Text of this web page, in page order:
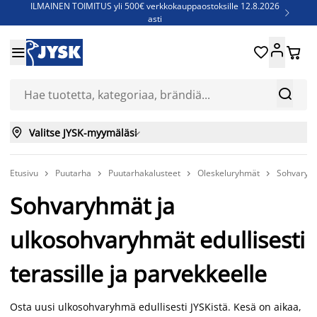
ILMAINEN TOIMITUS yli 500€ verkkokauppaostoksille 12.8.2026
asti

Jenkkisänkyjä - Säästä jopa 60%


 
 Valitse JYSK-myymäläsi
Etusivu  Puutarha  Puutarhakalusteet  Oleskeluryhmät 
Sohvaryhmät ja
ulkosohvaryhmät edullisesti
terassille ja parvekkeelle
Osta uusi ulkosohvaryhmä edullisesti JYSKistä. Kesä on aikaa,